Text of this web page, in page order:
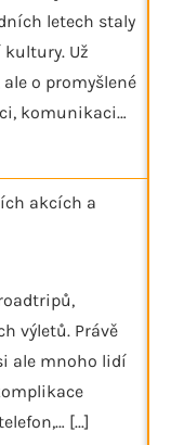
letech staly
Už
o promyšlené
komunikaci…
akcích a
výletů. Právě
ale mnoho lidí
[...]